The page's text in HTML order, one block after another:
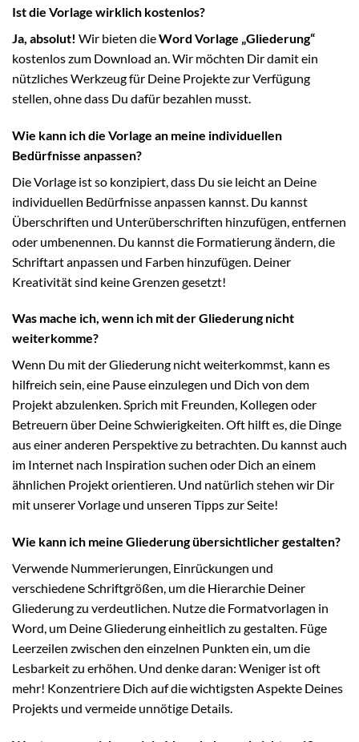
Ist die Vorlage wirklich kostenlos?
Ja, absolut! Wir bieten dieWord Vorlage „Gliederung“
kostenlos zum Download an. Wir möchten Dir damit ein
nützliches Werkzeug für Deine Projekte zur Verfügung
stellen, ohne dass Du dafür bezahlen musst.
Wie kann ich die Vorlage an meine individuellen
Bedürfnisse anpassen?
Die Vorlage ist so konzipiert, dass Du sie leicht an Deine
individuellen Bedürfnisse anpassen kannst. Du kannst
Überschriften und Unterüberschriften hinzufügen, entfernen
oder umbenennen. Du kannst die Formatierung ändern, die
Schriftart anpassen und Farben hinzufügen. Deiner
Kreativität sind keine Grenzen gesetzt!
Was mache ich, wenn ich mit der Gliederung nicht
weiterkomme?
Wenn Du mit der Gliederung nicht weiterkommst, kann es
hilfreich sein, eine Pause einzulegen und Dich von dem
Projekt abzulenken. Sprich mit Freunden, Kollegen oder
Betreuern über Deine Schwierigkeiten. Oft hilft es, die Dinge
aus einer anderen Perspektive zu betrachten. Du kannst auch
im Internet nach Inspiration suchen oder Dich an einem
ähnlichen Projekt orientieren. Und natürlich stehen wir Dir
mit unserer Vorlage und unseren Tipps zur Seite!
Wie kann ich meine Gliederung übersichtlicher gestalten?
Verwende Nummerierungen, Einrückungen und
verschiedene Schriftgrößen, um die Hierarchie Deiner
Gliederung zu verdeutlichen. Nutze die Formatvorlagen in
Word, um Deine Gliederung einheitlich zu gestalten. Füge
Leerzeilen zwischen den einzelnen Punkten ein, um die
Lesbarkeit zu erhöhen. Und denke daran: Weniger ist oft
mehr! Konzentriere Dich auf die wichtigsten Aspekte Deines
Projekts und vermeide unnötige Details.